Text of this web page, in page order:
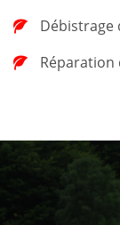
Débistrage
Réparation